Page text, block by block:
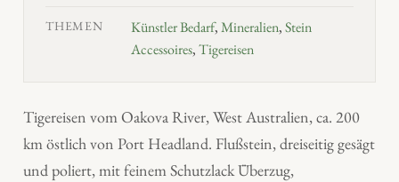
THEMEN Künstler Bedarf,Mineralien,Stein
Accessoires,Tigereisen
Tigereisen vom Oakova River, West Australien, ca. 200
km östlich von Port Headland. Flußstein, dreiseitig gesägt
und poliert, mit feinem Schutzlack Überzug,